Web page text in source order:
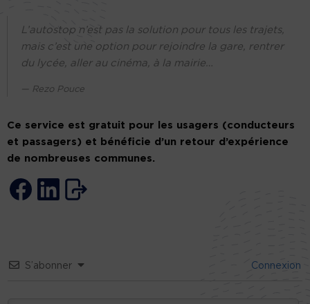
L’autostop n’est pas la solution pour tous les trajets,
mais c’est une option pour rejoindre la gare, rentrer
du lycée, aller au cinéma, à la mairie…
Rezo Pouce
Ce service est gratuit pour les usagers (conducteurs
et passagers) et bénéficie d’un retour d’expérience
de nombreuses communes.
S’abonner Connexion